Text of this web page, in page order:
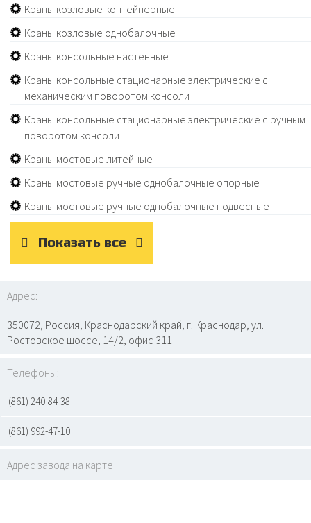
Краны козловые контейнерные
Краны козловые однобалочные
Краны консольные настенные
Краны консольные стационарные электрические с
механическим поворотом консоли
Краны консольные стационарные электрические с ручным
поворотом консоли
Краны мостовые литейные
Краны мостовые ручные однобалочные опорные
Краны мостовые ручные однобалочные подвесные
Показать все
Адрес:
350072, Россия, Краснодарский край, г. Краснодар, ул.
Ростовское шоссе, 14/2, офис 311
Телефоны:
(861) 240-84-38
(861) 992-47-10
Адрес завода на карте